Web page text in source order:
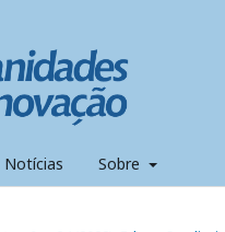
Notícias Sobre